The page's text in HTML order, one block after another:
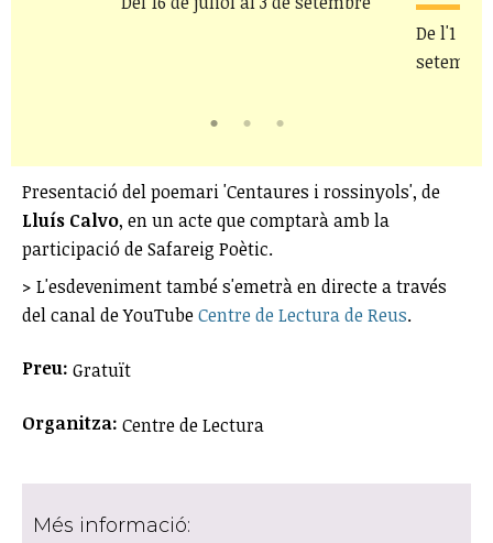
De l'1 de
setembre
Presentació del poemari 'Centaures i rossinyols', de
Lluís Calvo, en un acte que comptarà amb la
participació de Safareig Poètic.
> L'esdeveniment també s'emetrà en directe a través
del canal de YouTubeCentre de Lectura de Reus.
Preu: Gratuït
Organitza: Centre de Lectura
Més informació: